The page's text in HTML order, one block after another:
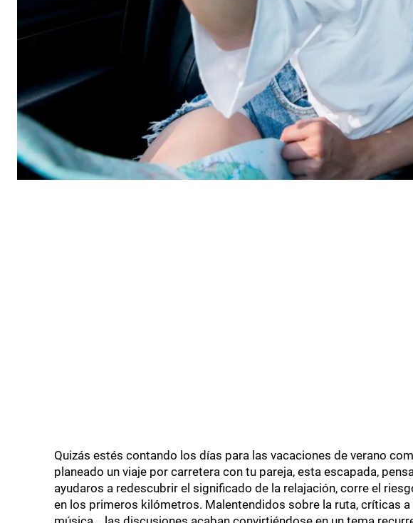
Quizás estés contando los días para las vacaciones de verano
planeado un viaje por carretera con tu pareja, esta escapada,
ayudaros a redescubrir el significado de la relajación, corre el
en los primeros kilómetros. Malentendidos sobre la ruta, críticas